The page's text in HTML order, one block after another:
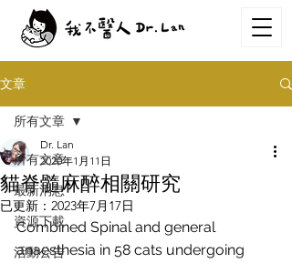
文章
所有文章
最新消息
資源下載
活動公告
所有文章
貓脊髓麻醉相關研究
Dr. Lan
2020年1月11日
已更新： 2023年7月17日
Combined Spinal and general
anaesthesia in 58 cats undergoing